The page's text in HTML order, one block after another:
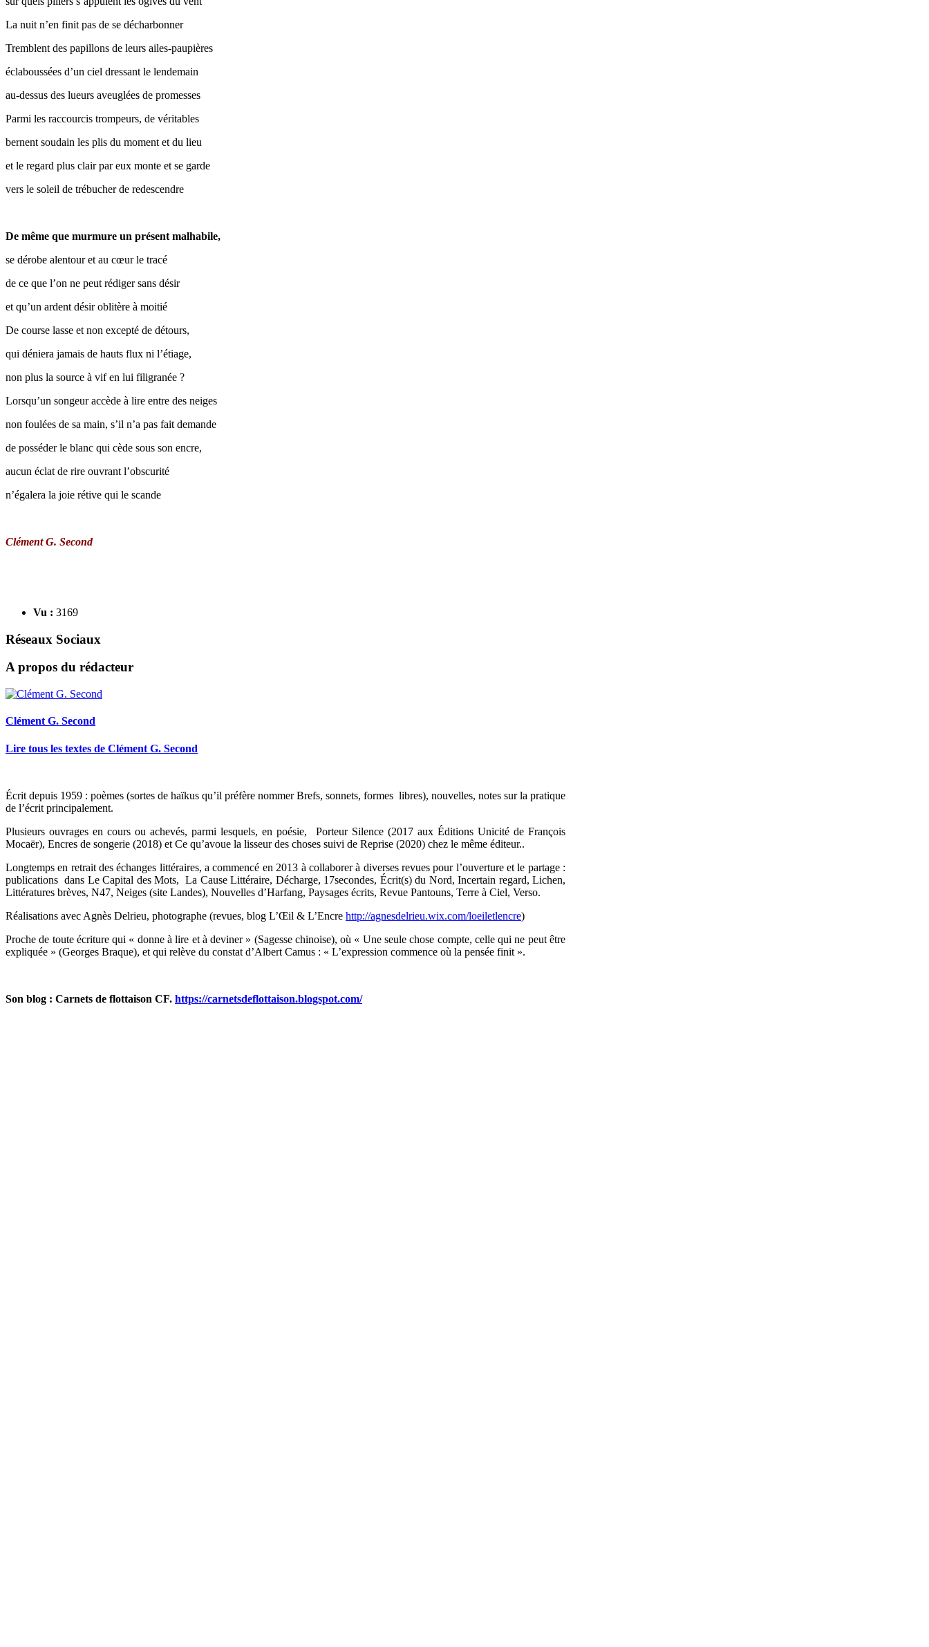
La nuit n’en finit pas de se décharbonner
Tremblent des papillons de leurs ailes-paupières
éclaboussées d’un ciel dressant le lendemain
au-dessus des lueurs aveuglées de promesses
Parmi les raccourcis trompeurs, de véritables
bernent soudain les plis du moment et du lieu
et le regard plus clair par eux monte et se garde
vers le soleil de trébucher de redescendre
De même que murmure un présent malhabile,
se dérobe alentour et au cœur le tracé
de ce que l’on ne peut rédiger sans désir
et qu’un ardent désir oblitère à moitié
De course lasse et non excepté de détours,
qui déniera jamais de hauts flux ni l’étiage,
non plus la source à vif en lui filigranée ?
Lorsqu’un songeur accède à lire entre des neiges
non foulées de sa main, s’il n’a pas fait demande
de posséder le blanc qui cède sous son encre,
aucun éclat de rire ouvrant l’obscurité
n’égalera la joie rétive qui le scande
Clément G. Second
Vu : 3169
Réseaux Sociaux
A propos du rédacteur
Clément G. Second
Lire tous les textes de Clément G. Second
Écrit depuis 1959 : poèmes (sortes de haïkus qu’il préfère nommer Brefs, sonnets, formes libres), nouvelles, notes sur la pratique
de l’écrit principalement.
Plusieurs ouvrages en cours ou achevés, parmi lesquels, en poésie, Porteur Silence (2017 aux Éditions Unicité de François
Mocaër), Encres de songerie (2018) et Ce qu’avoue la lisseur des choses suivi de Reprise (2020) chez le même éditeur..
Longtemps en retrait des échanges littéraires, a commencé en 2013 à collaborer à diverses revues pour l’ouverture et le partage :
publications dans Le Capital des Mots, La Cause Littéraire, Décharge, 17secondes, Écrit(s) du Nord, Incertain regard, Lichen,
Littératures brèves, N47, Neiges (site Landes), Nouvelles d’Harfang, Paysages écrits, Revue Pantouns, Terre à Ciel, Verso.
Réalisations avec Agnès Delrieu, photographe (revues, blog L’Œil & L’Encre http://agnesdelrieu.wix.com/loeiletlencre)
Proche de toute écriture qui « donne à lire et à deviner » (Sagesse chinoise), où « Une seule chose compte, celle qui ne peut être
expliquée » (Georges Braque), et qui relève du constat d’Albert Camus : « L’expression commence où la pensée finit ».
Son blog : Carnets de flottaison CF. https://carnetsdeflottaison.blogspot.com/